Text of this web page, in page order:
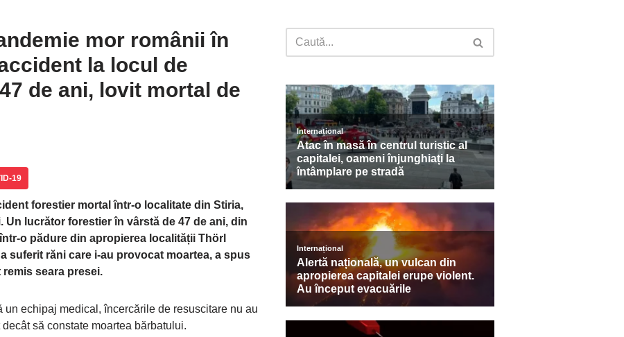
mor românii în
la locul de
de ani, lovit mortal de
19
forestier mortal într-o localitate din Stiria,
lucrător forestier în vârstă de 47 de ani, din
o pădure din apropierea localității Thörl
suferit răni care i-au provocat moartea, a spus
seara presei.
un echipaj medical, încercările de resuscitare nu au
să constate moartea bărbatului.